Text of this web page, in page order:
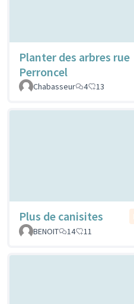
Planter des arbres rue
Perroncel
Chabasseur
4 13
Plus de canisites
BENOIT
14 11